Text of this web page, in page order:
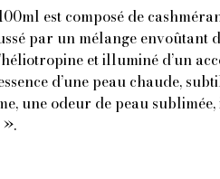
est composé de
par un mélange envoûtant
et illuminé d’un
d’une peau chaude,
une odeur de peau
».